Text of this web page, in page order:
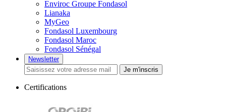
Enviroc Groupe Fondasol
Lianaka
MyGeo
Fondasol Luxembourg
Fondasol Maroc
Fondasol Sénégal
Newsletter
Je m'inscris
Certifications